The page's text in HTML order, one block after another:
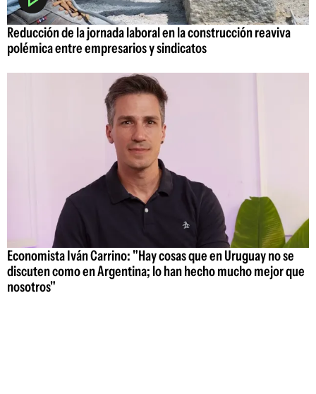
Reducción de la jornada laboral en la construcción reaviva
polémica entre empresarios y sindicatos
Economista Iván Carrino: "Hay cosas que en Uruguay no se
discuten como en Argentina; lo han hecho mucho mejor que
nosotros"